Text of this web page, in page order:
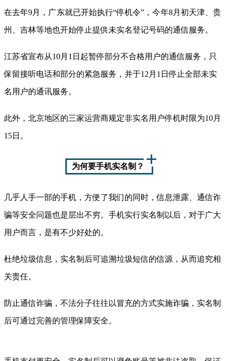
在去年9月，广东就已开始执行“停机令”，今年8月初天津、贵
州、吉林等地也开始停止提供未实名登记号码的通信服务。
江苏省宣布从10月1日起暂停部分不合格用户的通信服务，只
保留接听电话和部分的紧急服务，并于12月1日停止全部未实
名用户的通讯服务。
此外，北京地区的三家运营商规定非实名用户停机时限为10月
15日。
为何要手机实名制？
几乎人手一部的手机，方便了我们的同时，信息泄露、通信诈
骗等安全问题也是层出不穷。手机实行实名制以后，对于广大
用户而言，是有不少好处的。
杜绝垃圾信息，实名制后可追溯垃圾短信的信源，从而追究相
关责任。
防止通信诈骗，不法分子往往以冒充的方式实施诈骗，实名制
后可通过完善的管理保障安全。